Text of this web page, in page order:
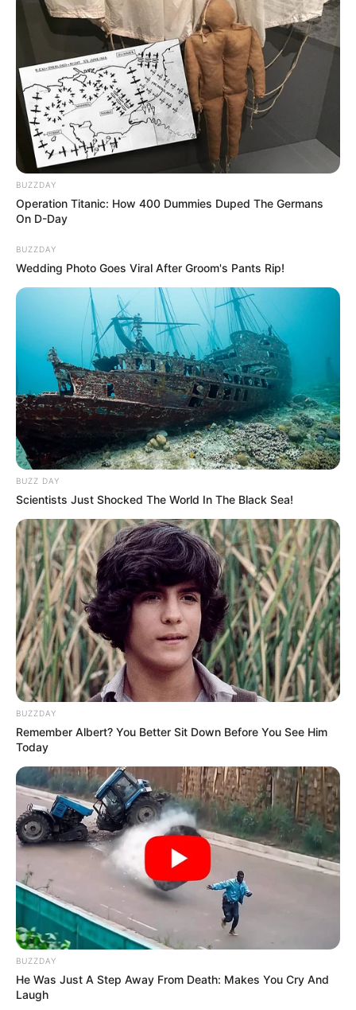
BUZZDAY
Operation Titanic: How 400 Dummies Duped The Germans
On D-Day
BUZZDAY
Wedding Photo Goes Viral After Groom's Pants Rip!
BUZZ DAY
Scientists Just Shocked The World In The Black Sea!
BUZZDAY
Remember Albert? You Better Sit Down Before You See Him
Today
BUZZDAY
He Was Just A Step Away From Death: Makes You Cry And
Laugh